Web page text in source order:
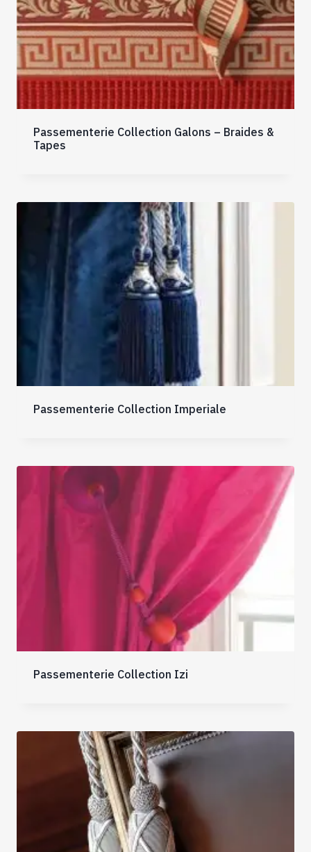
Passementerie Collection Galons – Braides &
Tapes
Passementerie Collection Imperiale
Passementerie Collection Izi